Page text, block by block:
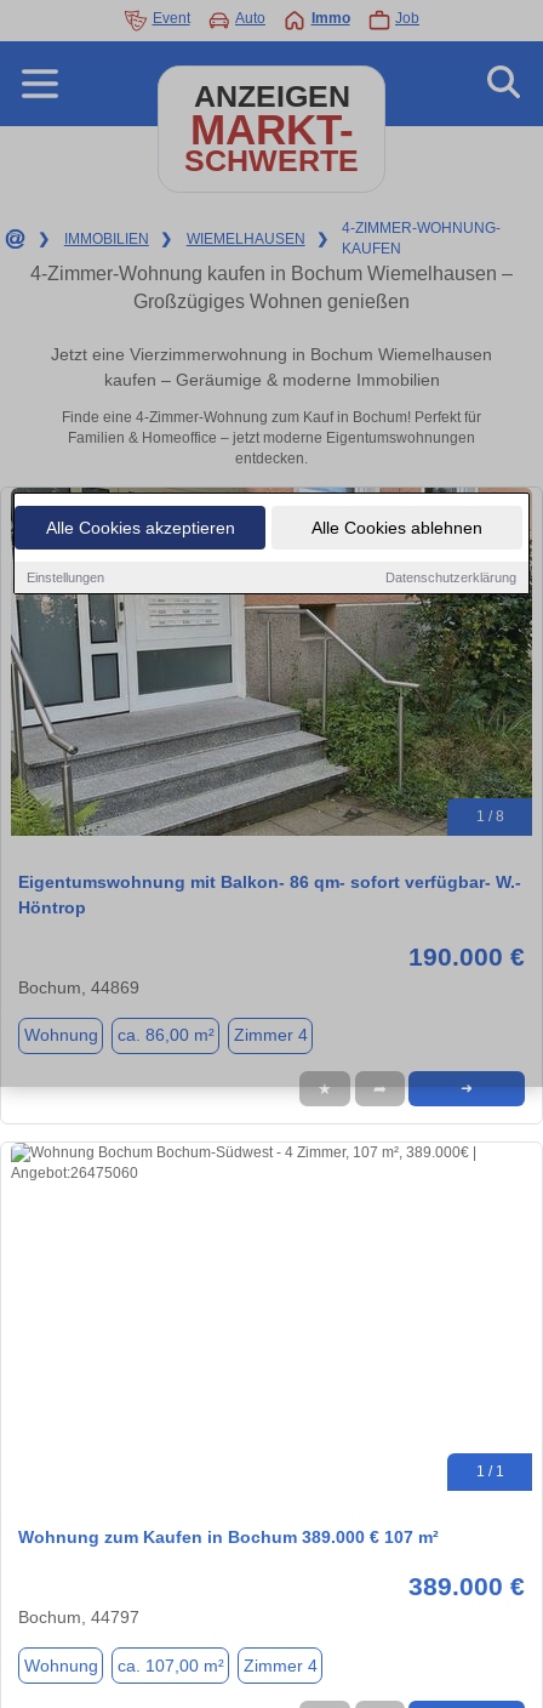
Alle Cookies akzeptieren Alle Cookies ablehnen
Einstellungen Datenschutzerklärung
Event Auto Immo Job
ANZEIGEN
MARKT-
SCHWERTE
❯ IMMOBILIEN ❯ WIEMELHAUSEN ❯
4-ZIMMER-WOHNUNG-
KAUFEN
4-Zimmer-Wohnung kaufen in Bochum Wiemelhausen –
Großzügiges Wohnen genießen
Jetzt eine Vierzimmerwohnung in Bochum Wiemelhausen
kaufen – Geräumige & moderne Immobilien
Finde eine 4-Zimmer-Wohnung zum Kauf in Bochum! Perfekt für
Familien & Homeoffice – jetzt moderne Eigentumswohnungen
entdecken.
1 / 8
Eigentumswohnung mit Balkon- 86 qm- sofort verfügbar- W.-
Höntrop
190.000 €
Bochum, 44869
Wohnung ca. 86,00 m² Zimmer 4
★ ➦ ➜
1 / 1
Wohnung zum Kaufen in Bochum 389.000 € 107 m²
389.000 €
Bochum, 44797
Wohnung ca. 107,00 m² Zimmer 4